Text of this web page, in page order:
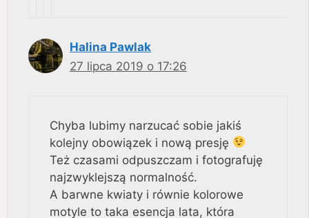
Halina Pawlak
27 lipca 2019 o 17:26
Chyba lubimy narzucać sobie jakiś
kolejny obowiązek i nową presję
Też czasami odpuszczam i fotografuję
najzwyklejszą normalność.
A barwne kwiaty i równie kolorowe
motyle to taka esencja lata, która